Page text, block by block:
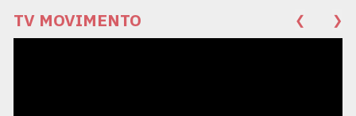
TV MOVIMENTO ❮ ❯